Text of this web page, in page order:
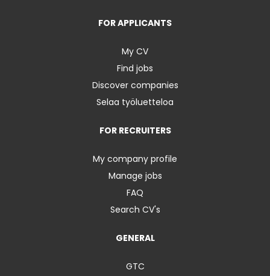
FOR APPLICANTS
My CV
Find jobs
Discover companies
Selaa työluetteloa
FOR RECRUITERS
My company profile
Manage jobs
FAQ
Search CV's
GENERAL
GTC